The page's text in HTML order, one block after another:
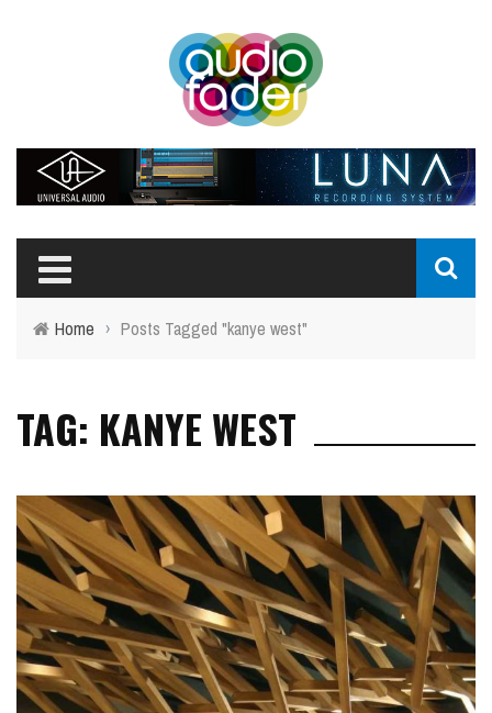
Home › Posts Tagged "kanye west"
TAG: KANYE WEST